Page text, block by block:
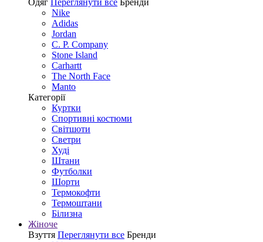
Одяг Переглянути все Бренди
Nike
Adidas
Jordan
C. P. Company
Stone Island
Carhartt
The North Face
Manto
Категорії
Куртки
Спортивні костюми
Світшоти
Светри
Худі
Штани
Футболки
Шорти
Термокофти
Термоштани
Білизна
Жіноче
Взуття Переглянути все Бренди